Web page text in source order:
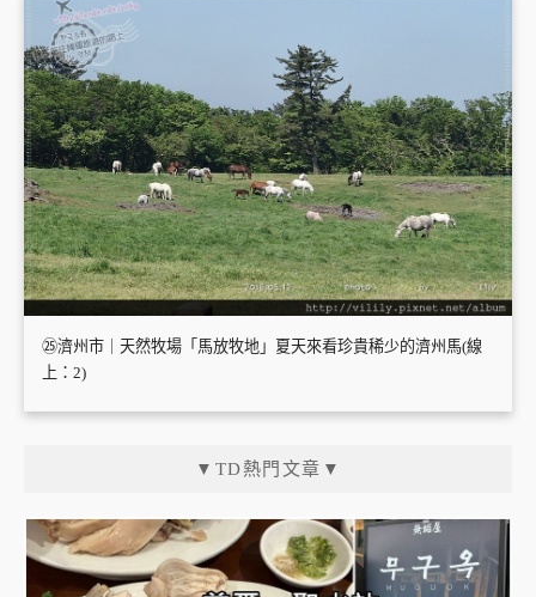
㉕濟州市｜天然牧場「馬放牧地」夏天來看珍貴稀少的濟州馬(線
上：2)
▼TD熱門文章▼